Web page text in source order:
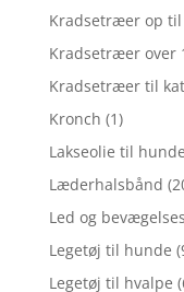
Kradsetræer op til
Kradsetræer over
Kradsetræer til
Kronch (1)
Lakseolie til hunde
Læderhalsbånd
Led og
Legetøj til hunde
Legetøj til hvalpe